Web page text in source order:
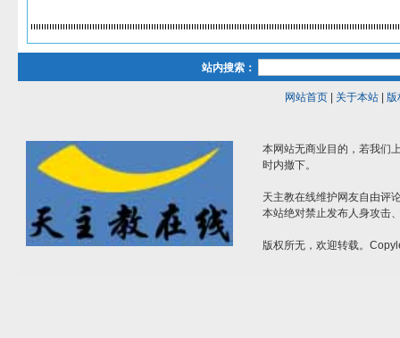
站内搜索：
网站首页| 关于本站| 版
本网站无商业目的，若我们
时内撤下。
天主教在线维护网友自由评
本站绝对禁止发布人身攻击
版权所无，欢迎转载。